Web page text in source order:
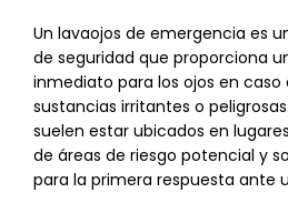
Un lavaojos de emergencia es
de seguridad que proporciona
inmediato para los ojos en caso
sustancias irritantes o
suelen estar ubicados en
de áreas de riesgo potencial y
para la primera respuesta ante